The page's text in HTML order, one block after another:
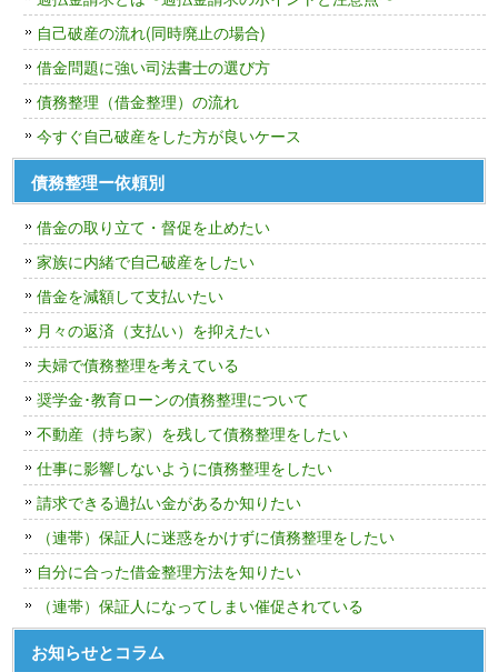
自己破産の流れ(同時廃止の場合)
借金問題に強い司法書士の選び方
債務整理（借金整理）の流れ
今すぐ自己破産をした方が良いケース
債務整理ー依頼別
借金の取り立て・督促を止めたい
家族に内緒で自己破産をしたい
借金を減額して支払いたい
月々の返済（支払い）を抑えたい
夫婦で債務整理を考えている
奨学金･教育ローンの債務整理について
不動産（持ち家）を残して債務整理をしたい
仕事に影響しないように債務整理をしたい
請求できる過払い金があるか知りたい
（連帯）保証人に迷惑をかけずに債務整理をしたい
自分に合った借金整理方法を知りたい
（連帯）保証人になってしまい催促されている
お知らせとコラム